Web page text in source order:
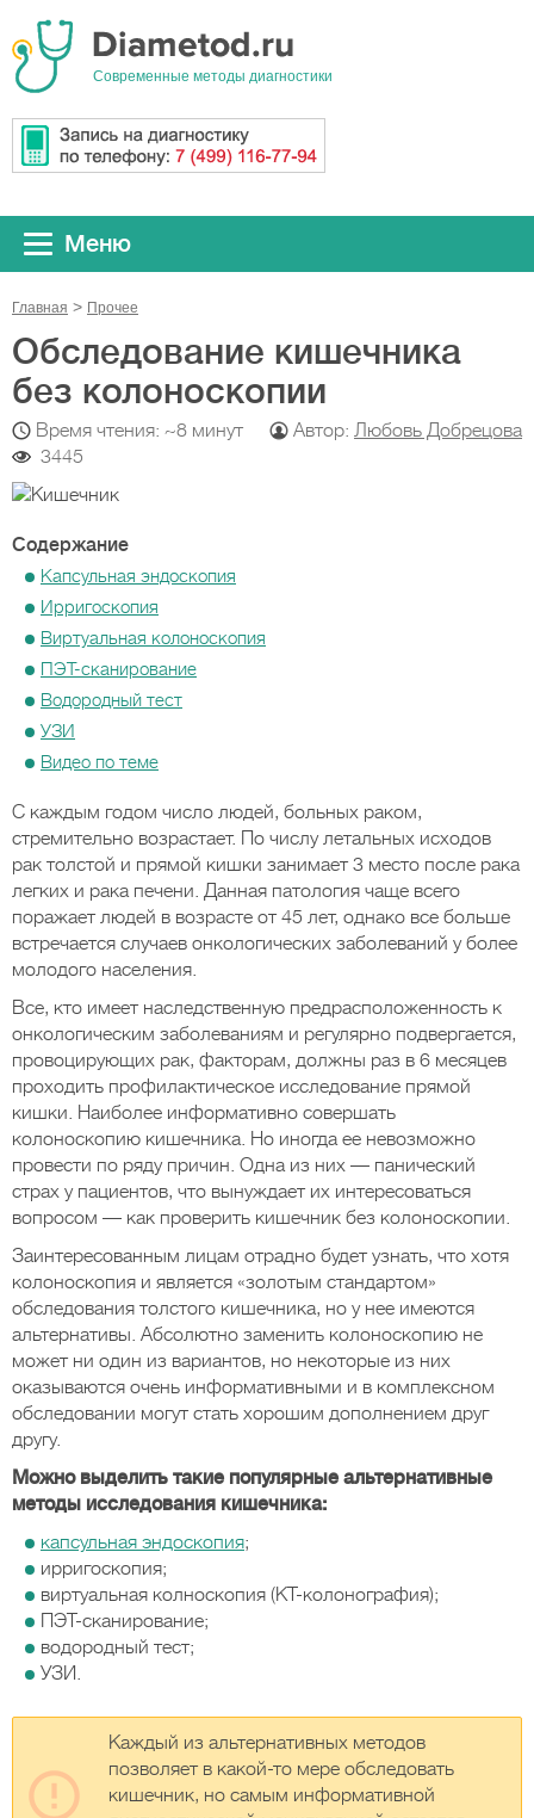
Cовременные методы диагностики
Меню
Главная Прочeе
Обследование кишечника
без колоноскопии
Время чтения: ~8 минут Автор: Любовь Добрецова
3445
Содержание
Капсульная эндоскопия
Ирригоскопия
Виртуальная колоноскопия
ПЭТ-сканирование
Водородный тест
УЗИ
Видео по теме
С каждым годом число людей, больных раком,
стремительно возрастает. По числу летальных исходов
рак толстой и прямой кишки занимает 3 место после рака
легких и рака печени. Данная патология чаще всего
поражает людей в возрасте от 45 лет, однако все больше
встречается случаев онкологических заболеваний у более
молодого населения.
Все, кто имеет наследственную предрасположенность к
онкологическим заболеваниям и регулярно подвергается,
провоцирующих рак, факторам, должны раз в 6 месяцев
проходить профилактическое исследование прямой
кишки. Наиболее информативно совершать
колоноскопию кишечника. Но иногда ее невозможно
провести по ряду причин. Одна из них — панический
страх у пациентов, что вынуждает их интересоваться
вопросом — как проверить кишечник без колоноскопии.
Заинтересованным лицам отрадно будет узнать, что хотя
колоноскопия и является «золотым стандартом»
обследования толстого кишечника, но у нее имеются
альтернативы. Абсолютно заменить колоноскопию не
может ни один из вариантов, но некоторые из них
оказываются очень информативными и в комплексном
обследовании могут стать хорошим дополнением друг
другу.
Можно выделить такие популярные альтернативные
методы исследования кишечника:
капсульная эндоскопия;
ирригоскопия;
виртуальная колноскопия (КТ-колонография);
ПЭТ-сканирование;
водородный тест;
УЗИ.
Каждый из альтернативных методов
позволяет в какой-то мере обследовать
кишечник, но самым информативной